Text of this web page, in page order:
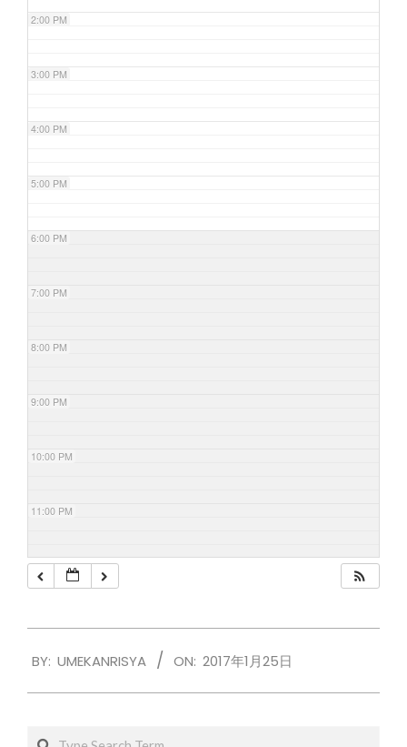
2:00 PM
3:00 PM
4:00 PM
5:00 PM
6:00 PM
7:00 PM
8:00 PM
9:00 PM
10:00 PM
11:00 PM
01-
BY: UMEKANRISYA ON: 2017年1月25日
Search